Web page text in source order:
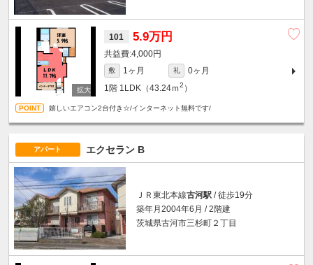
101 5.9万円
4,000円
敷 1ヶ月 礼
0ヶ月
1階 1LDK（43.24ｍ2 ）
嬉しいエアコン2台付き☆/インターネット無料です/
アパート エクセラン B
ＪＲ東北本線古河駅 / 徒歩19分
築年月2004年6月 / 2階建
茨城県古河市三杉町２丁目